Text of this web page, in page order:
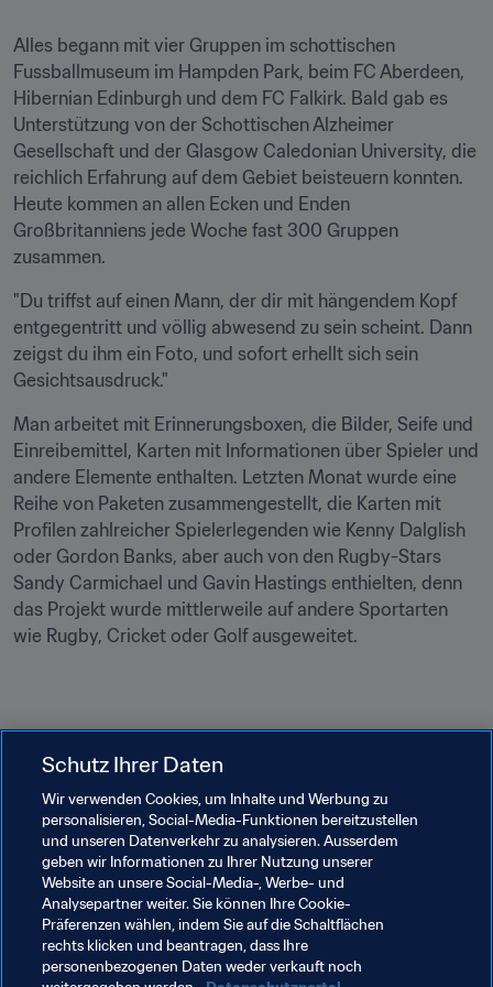
Alles begann mit vier Gruppen im schottischen
Fussballmuseum im Hampden Park, beim FC Aberdeen,
Hibernian Edinburgh und dem FC Falkirk. Bald gab es
Unterstützung von der Schottischen Alzheimer
Gesellschaft und der Glasgow Caledonian University, die
reichlich Erfahrung auf dem Gebiet beisteuern konnten.
Heute kommen an allen Ecken und Enden
Großbritanniens jede Woche fast 300 Gruppen
zusammen.
"Du triffst auf einen Mann, der dir mit hängendem Kopf
entgegentritt und völlig abwesend zu sein scheint. Dann
zeigst du ihm ein Foto, und sofort erhellt sich sein
Gesichtsausdruck."
Man arbeitet mit Erinnerungsboxen, die Bilder, Seife und
Einreibemittel, Karten mit Informationen über Spieler und
andere Elemente enthalten. Letzten Monat wurde eine
Reihe von Paketen zusammengestellt, die Karten mit
Profilen zahlreicher Spielerlegenden wie Kenny Dalglish
oder Gordon Banks, aber auch von den Rugby-Stars
Sandy Carmichael und Gavin Hastings enthielten, denn
das Projekt wurde mittlerweile auf andere Sportarten
wie Rugby, Cricket oder Golf ausgeweitet.
Weitere Projekte:
Der spanische Verband der Vereinigungen
ehemaliger Fussballer (FEAFV) realisierte 2018 mit
Unterstützung des Verbands für spanische
Profifussballer (AFE) das Projekt "Gedächtnis
auffrischen über den Fussball". Das Projekt sollte
einen Beitrag dazu leisten, den kognitiven Verfall bei
älteren Menschen aufzuhalten und deren
Schutz Ihrer Daten
Wir verwenden Cookies, um Inhalte und Werbung zu
personalisieren, Social-Media-Funktionen bereitzustellen
und unseren Datenverkehr zu analysieren. Ausserdem
geben wir Informationen zu Ihrer Nutzung unserer
Website an unsere Social-Media-, Werbe- und
Analysepartner weiter. Sie können Ihre Cookie-
Präferenzen wählen, indem Sie auf die Schaltflächen
rechts klicken und beantragen, dass Ihre
personenbezogenen Daten weder verkauft noch